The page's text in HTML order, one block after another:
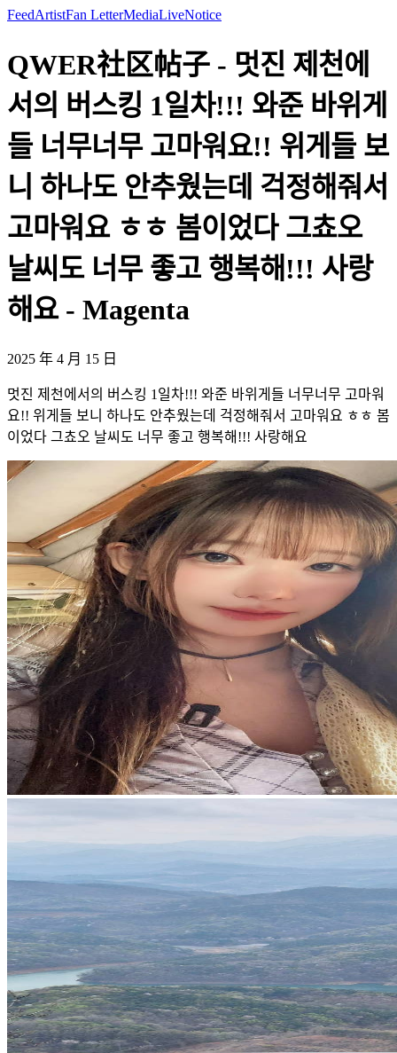
FeedArtistFan LetterMediaLiveNotice
QWER社区帖子 - 멋진 제천에
서의 버스킹 1일차!!! 와준 바위게
들 너무너무 고마워요!! 위게들 보
니 하나도 안추웠는데 걱정해줘서
고마워요 ㅎㅎ 봄이었다 그쵸오
날씨도 너무 좋고 행복해!!! 사랑
해요 - Magenta
2025 年 4 月 15 日
멋진 제천에서의 버스킹 1일차!!! 와준 바위게들 너무너무 고마워
요!! 위게들 보니 하나도 안추웠는데 걱정해줘서 고마워요 ㅎㅎ 봄
이었다 그쵸오 날씨도 너무 좋고 행복해!!! 사랑해요